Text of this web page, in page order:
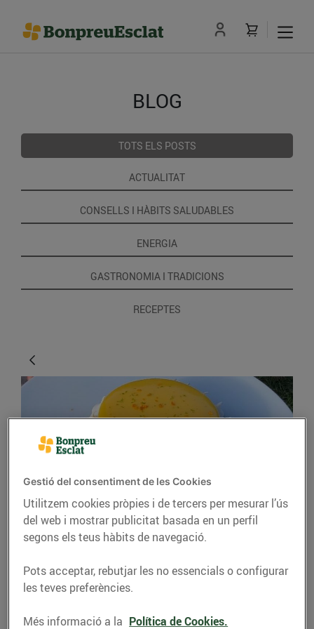
BLOG
TOTS ELS POSTS
ACTUALITAT
CONSELLS I HÀBITS SALUDABLES
ENERGIA
GASTRONOMIA I TRADICIONS
RECEPTES
RECEPTES
Pastís de llimona
Recepta realitzada i gravada
pels i les alumnes del CFGM
del Pack de Cuina i
Gestió del consentiment de les Cookies
Utilitzem cookies pròpies i de tercers per mesurar l’ús
del web i mostrar publicitat basada en un perfil
segons els teus hàbits de navegació.
Pots acceptar, rebutjar les no essencials o configurar
les teves preferències.
Més informació a la Política de Cookies.